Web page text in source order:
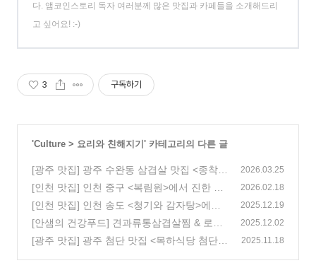
다. 앰코인스토리 독자 여러분께 많은 맛집과 카페들을 소개해드리
고 싶어요! :-)
3 구독하기
'Culture > 요리와 친해지기 ' 카테고리의 다른 글
[광주 맛집] 광주 수완동 삼겹살 맛집 <종착역
수완점>을 추천합니다!
(0)
2026.03.25
[인천 맛집] 인천 중구 <복림원>에서 진한 중
식의 맛을 즐겨보세요!
(0)
2026.02.18
[인천 맛집] 인천 송도 <청기와 감자탕>에서
푸짐한 감자탕을 즐겨보세요!
(1)
2025.12.19
[안샘의 건강푸드] 견과류통삼겹살찜 & 로제
소스라면
(1)
2025.12.02
[광주 맛집] 광주 첨단 맛집 <목하식당 첨단점
2025.11.18